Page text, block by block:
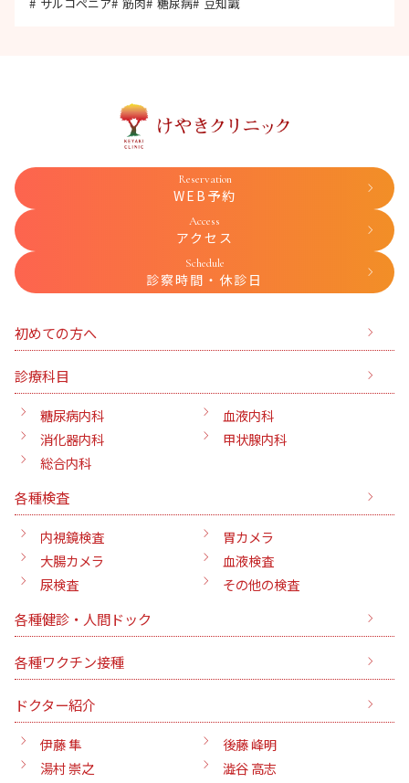
Reservation
WEB予約
Access
アクセス
Schedule
診察時間・休診日
初めての方へ
診療科目
糖尿病内科
血液内科
消化器内科
甲状腺内科
総合内科
各種検査
内視鏡検査
胃カメラ
大腸カメラ
血液検査
尿検査
その他の検査
各種健診・人間ドック
各種ワクチン接種
ドクター紹介
伊藤 隼
後藤 峰明
湯村 崇之
澁谷 高志